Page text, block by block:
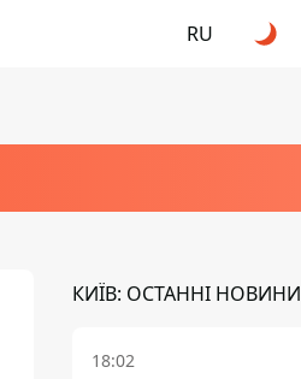
RU
КИЇВ: ОСТАННІ НОВИНИ
18:02